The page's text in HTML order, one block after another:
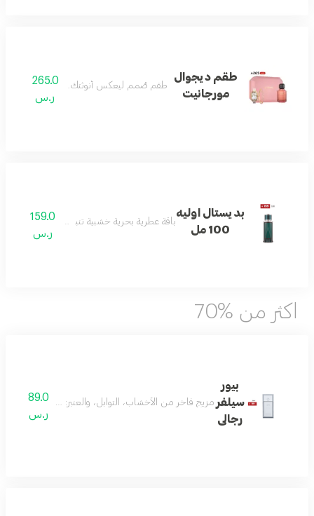
طقم ديجوال
مورجانيت
طقم صُمم ليعكس أنوثتك بكل تفاصيلها
265.0
ر.س
بديستال اوليه
100 مل
باقة عطرية بحرية خشبية تنبض بالانتعاش
159.0
ر.س
اكثر من %70
بيور
سيلفر
رجالى
مزيج فاخر من الأخشاب، التوابل، والعنبر: مع النوتات العليا من الفلفل
89.0
ر.س